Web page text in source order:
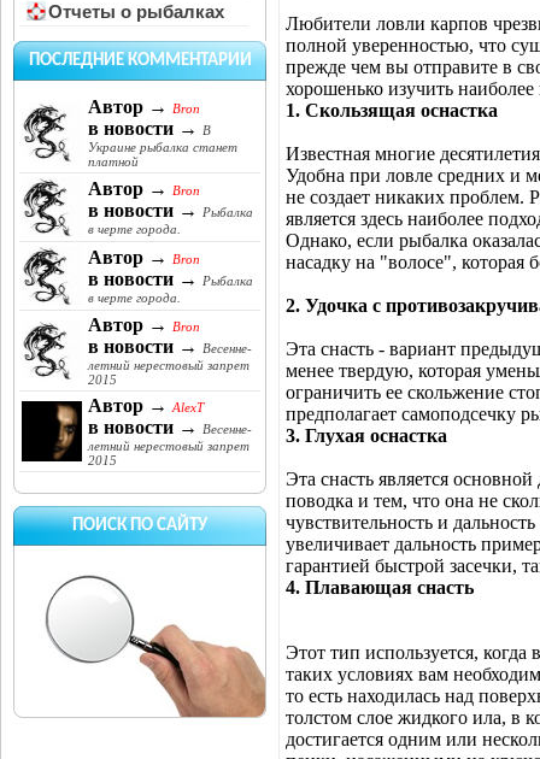
Отчеты о рыбалках
ПОСЛЕДНИЕ КОММЕНТАРИИ
Автор → Bron
в новости →
В
Украине рыбалка станет
платной
Автор → Bron
в новости →
Рыбалка
в черте города.
Автор → Bron
в новости →
Рыбалка
в черте города.
Автор → Bron
в новости →
Весенне-
летний нерестовый запрет
2015
Автор → AlexT
в новости →
Весенне-
летний нерестовый запрет
2015
ПОИСК ПО САЙТУ
Любители ловли карпов
полной уверенностью, что
прежде чем вы отправите в
хорошенько изучить
1. Скользящая оснастка
Известная многие
Удобна при ловле средних и
не создает никаких проблем.
является здесь наиболее
Однако, если рыбалка
насадку на "волосе", которая
2. Удочка с
Эта снасть - вариант
менее твердую, которая
ограничить ее скольжение
предполагает самоподсечку
3. Глухая оснастка
Эта снасть является
поводка и тем, что она не
чувствительность и
увеличивает дальность
гарантией быстрой засечки,
4. Плавающая снасть
Этот тип используется,
таких условиях вам
то есть находилась над
толстом слое жидкого ила, в
достигается одним или